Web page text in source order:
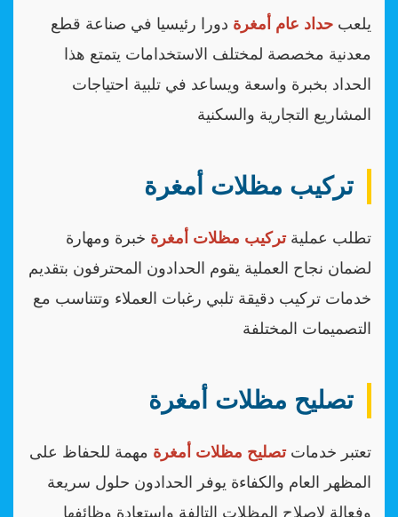
يلعب حداد عام أمغرة دورا رئيسيا في صناعة قطع
معدنية مخصصة لمختلف الاستخدامات يتمتع هذا
الحداد بخبرة واسعة ويساعد في تلبية احتياجات
المشاريع التجارية والسكنية
تركيب مظلات أمغرة
تطلب عمليةتركيب مظلات أمغرة خبرة ومهارة
لضمان نجاح العملية يقوم الحدادون المحترفون بتقديم
خدمات تركيب دقيقة تلبي رغبات العملاء وتتناسب مع
التصميمات المختلفة
تصليح مظلات أمغرة
تعتبر خدماتتصليح مظلات أمغرة مهمة للحفاظ على
المظهر العام والكفاءة يوفر الحدادون حلول سريعة
وفعالة لإصلاح المظلات التالفة واستعادة وظائفها